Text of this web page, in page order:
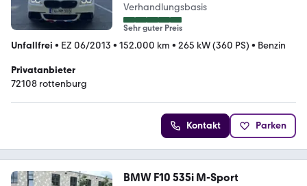
Verhandlungsbasis
Sehr guter Preis
Unfallfrei • EZ 06/2013 • 152.000 km • 265 kW (360 PS) • Benzin
Privatanbieter
72108 rottenburg
Kontakt Parken
BMW F10 535i M-Sport